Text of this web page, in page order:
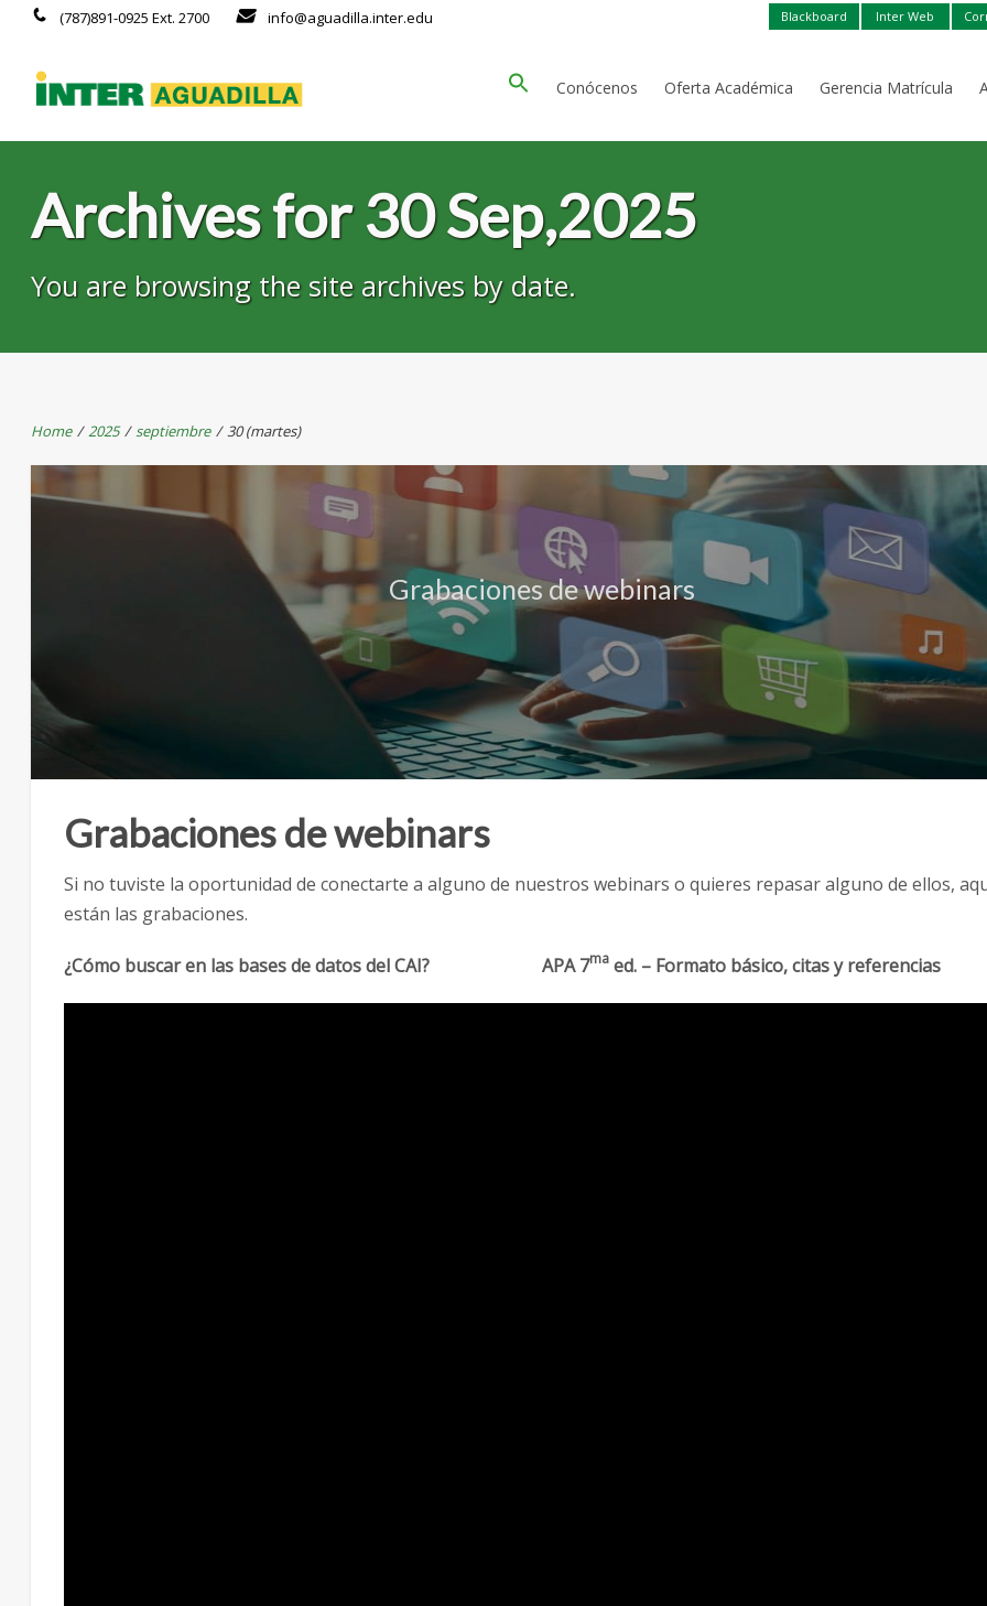
Blackboard Inter Web
(787)891-0925 Ext. 2700 info@aguadilla.inter.edu
Conócenos Oferta Académica Gerencia Matrícula
Archives for 30 Sep,2025
You are browsing the site archives by date.
Home /2025 /septiembre /30 (martes)
Grabaciones de webinars
Grabaciones de webinars
Si no tuviste la oportunidad de conectarte a alguno de nuestros webinars o quieres repasar alguno de ellos,
están las grabaciones.
¿Cómo buscar en las bases de datos del CAI? APA 7maed. – Formato básico, citas y referencias